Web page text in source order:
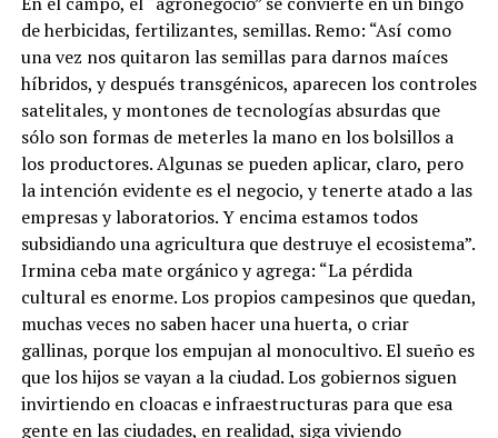
de herbicidas, fertilizantes, semillas. Remo: “Así como
una vez nos quitaron las semillas para darnos maíces
híbridos, y después transgénicos, aparecen los controles
satelitales, y montones de tecnologías absurdas que
sólo son formas de meterles la mano en los bolsillos a
los productores. Algunas se pueden aplicar, claro, pero
la intención evidente es el negocio, y tenerte atado a las
empresas y laboratorios. Y encima estamos todos
subsidiando una agricultura que destruye el ecosistema”.
Irmina ceba mate orgánico y agrega: “La pérdida
cultural es enorme. Los propios campesinos que quedan,
muchas veces no saben hacer una huerta, o criar
gallinas, porque los empujan al monocultivo. El sueño es
que los hijos se vayan a la ciudad. Los gobiernos siguen
invirtiendo en cloacas e infraestructuras para que esa
gente en las ciudades, en realidad, siga viviendo